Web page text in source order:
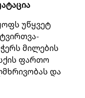
უწყვეტ
მილების
ფართო
და